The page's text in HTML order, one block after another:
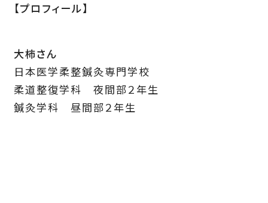
【プロフィール】
大柿さん
日本医学柔整鍼灸専門学校
柔道整復学科 夜間部２年生
鍼灸学科 昼間部２年生